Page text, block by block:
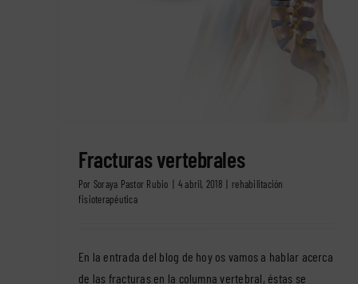
Fracturas vertebrales
Por Soraya Pastor Rubio 4 abril, 2018
rehabilitación
fisioterapéutica
En la entrada del blog de hoy os vamos a hablar acerca
de las fracturas en la columna vertebral, éstas se